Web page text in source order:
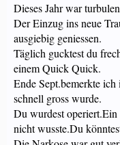
Dieses Jahr war
Der Einzug ins neue
ausgiebig geniessen.
Täglich gucktest du
einem Quick Quick.
Ende Sept.bemerkte
schnell gross wurde.
Du wurdest
nicht wusste.Du